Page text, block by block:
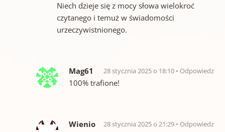
Niech dzieje się z mocy słowa wielokroć
czytanego i temuż w świadomości
urzeczywistnionego.
Mag61 28 stycznia 2025 o 18:10 Odpowiedz
100% trafione!
Wienio 28 stycznia 2025 o 21:29 Odpowiedz